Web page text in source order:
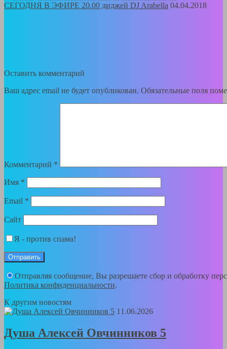
СЕГОДНЯ В ЭФИРЕ 20.00 диджей DJ Arabella 04.04.2018
Оставить комментарий
Ваш адрес email не будет опубликован. Обязательные поля
Комментарий *
Имя *
Email *
Сайт
Я - против спама!
Отправляя сообщение, Вы разрешаете сбор и обработку
Политика конфиденциальности.
К другим новостям
11.06.2026
Душа Алексей Овчинников 5